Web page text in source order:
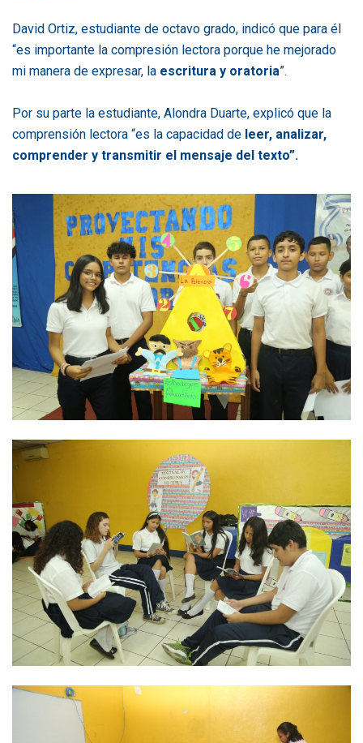
David Ortiz, estudiante de octavo grado, indicó que para él
“es importante la compresión lectora porque he mejorado
mi manera de expresar, la escritura y oratoria”.
Por su parte la estudiante, Alondra Duarte, explicó que la
comprensión lectora “es la capacidad de leer, analizar,
comprender y transmitir el mensaje del texto”.